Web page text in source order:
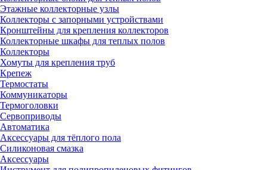
Этажные коллекторные узлы
Коллекторы с запорными устройствами
Кронштейны для крепления коллекторов
Коллекторные шкафы для теплых полов
Коллекторы
Хомуты для крепления труб
Крепеж
Термостаты
Коммуникаторы
Термоголовки
Сервоприводы
Автоматика
Аксессуары для тёплого пола
Силиконовая смазка
Аксессуары